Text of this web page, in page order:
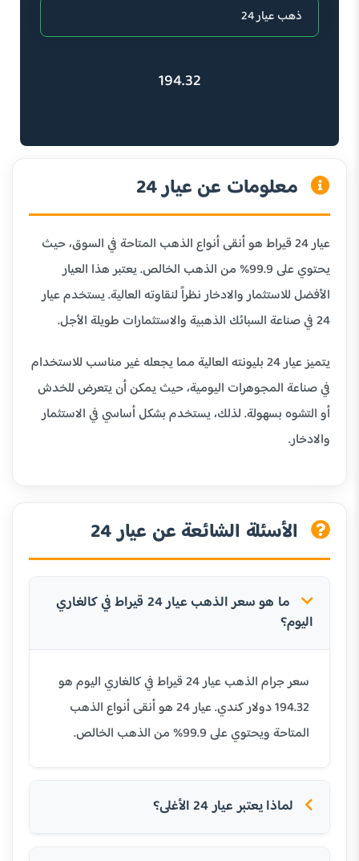
194.32
معلومات عن عيار 24
عيار 24 قيراط هو أنقى أنواع الذهب المتاحة في السوق، حيث
يحتوي على 99.9% من الذهب الخالص. يعتبر هذا العيار
الأفضل للاستثمار والادخار نظراً لنقاوته العالية. يستخدم عيار
24 في صناعة السبائك الذهبية والاستثمارات طويلة الأجل.
يتميز عيار 24 بليونته العالية مما يجعله غير مناسب للاستخدام
في صناعة المجوهرات اليومية، حيث يمكن أن يتعرض للخدش
أو التشوه بسهولة. لذلك، يستخدم بشكل أساسي في الاستثمار
والادخار.
الأسئلة الشائعة عن عيار 24
ما هو سعر الذهب عيار 24 قيراط في كالغاري
اليوم؟
سعر جرام الذهب عيار 24 قيراط في كالغاري اليوم هو
194.32 دولار كندي. عيار 24 هو أنقى أنواع الذهب
المتاحة ويحتوي على 99.9% من الذهب الخالص.
لماذا يعتبر عيار 24 الأغلى؟